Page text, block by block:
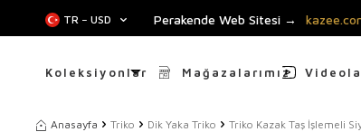
TR − USD Perakende Web Sitesi →
Koleksiyonlar Mağazalarımız
Anasayfa Triko Dik Yaka Triko Triko Kazak Taş İşlemeli